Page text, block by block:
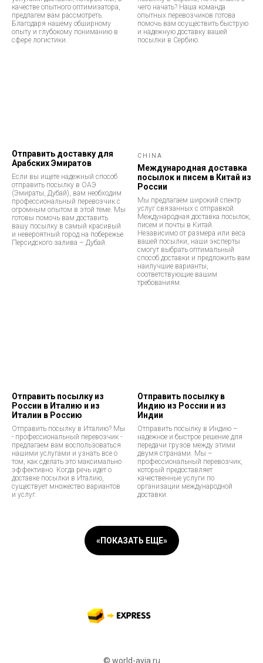
качестве опытного оптимизатора,
предлагем вам рассмотреть.
Благодаря нашему обширному
опыту и глубокому пониманию в
сфере логистики.
чего начать? Наша команда
опытных перевозчиков готова
помочь вам осуществить быструю
и надежную доставку вашей
посылки в Сербию.
Отправить доставку для
Арабских Эмиратов
Если вы ищете надежный способ
отправить посылку в ОАЭ
(Эмираты, Дубай), вам необходим
профессиональный перевозчик с
огромным опытом в этой теме. Мы
готовы помочь вам доставить
вашу посылку в самый красивый
и невероятный город на побережье
Персидского залива – Дубай.
CHINA
Международная доставка
посылок и писем в Китай из
России
Мы предлагаем широкий спектр
услуг связанных с отправкой.
Международная доставка посылок,
писем и почты в Китай.
Независимо от размера или веса
вашей посылки, наши эксперты
смогут выбрать оптимальный
способ доставки и предложить вам
наилучшие варианты,
соответствующие вашим
требованиям.
Отправить посылку из
России в Италию и из
Италии в Россию
Отправить посылку в Италию? Мы
- профессиональный перевозчик -
предлагаем вам воспользоваться
нашими услугами и узнать все о
том, как сделать это максимально
эффективно. Когда речь идет о
доставке посылки в Италию,
существует множество вариантов
и услуг.
Отправить посылку в
Индию из России и из
Индии
Отправить посылку в Индию –
надежное и быстрое решение для
передачи грузов между этими
двумя странами. Мы –
профессиональный перевозчик,
который предоставляет
качественные услуги по
организации международной
доставки.
«ПОКАЗАТЬ ЕЩЕ»
© world-avia.ru